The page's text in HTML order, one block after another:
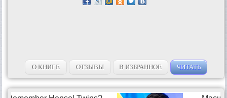
О КНИГЕ ОТЗЫВЫ В ИЗБРАННОЕ ЧИТАТЬ